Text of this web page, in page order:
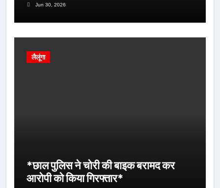
Jun 30, 2026
लैलूंगा
*छाल पुलिस ने चोरी की बाइक बरामद कर
आरोपी को किया गिरफ्तार*